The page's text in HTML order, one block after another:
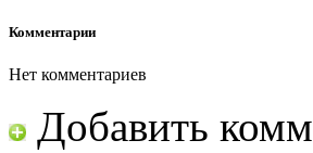
Комментарии
Нет комментариев
Добавить